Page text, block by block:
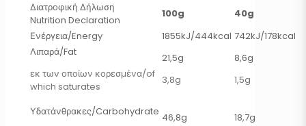
Διατροφική Δήλωση
Nutrition Declaration
100g
40g
Ενέργεια/Energy
1855kJ/444kcal 742kJ/178kcal
Λιπαρά/Fat
εκ των οποίων κορεσμένα/of
which saturates
21,5g
3,8g
8,6g
1,5g
Υδατάνθρακες/Carbohydrate 46,8g
18,7g